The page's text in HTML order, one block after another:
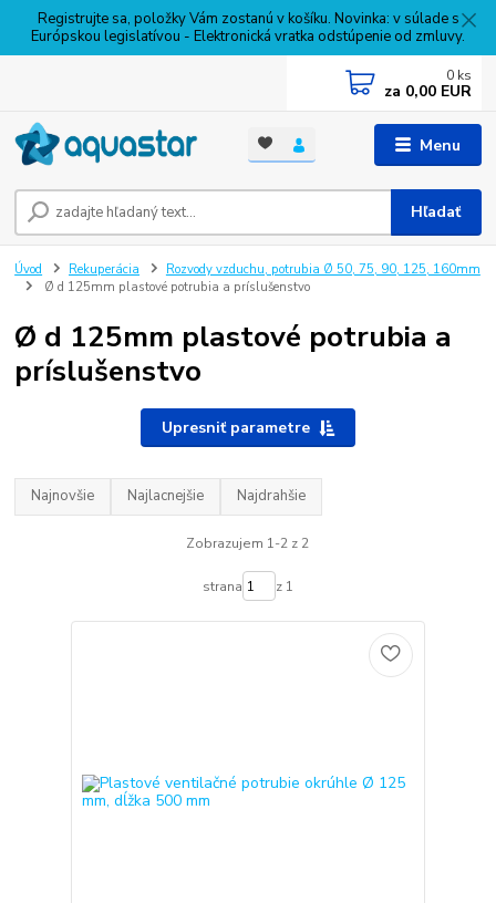
Registrujte sa, položky Vám zostanú v košíku. Novinka: v súlade s
Európskou legislatívou - Elektronická vratka odstúpenie od zmluvy.
Menu
Hľadať
0 ks
za 0,00 EUR
Úvod Rekuperácia
Rozvody vzduchu, potrubia Ø 50, 75, 90, 125, 160mm
Ø d 125mm plastové potrubia a príslušenstvo
Ø d 125mm plastové potrubia a
príslušenstvo
Upresniť parametre
Najnovšie Najlacnejšie Najdrahšie
Zobrazujem 1-2 z 2
strana z 1